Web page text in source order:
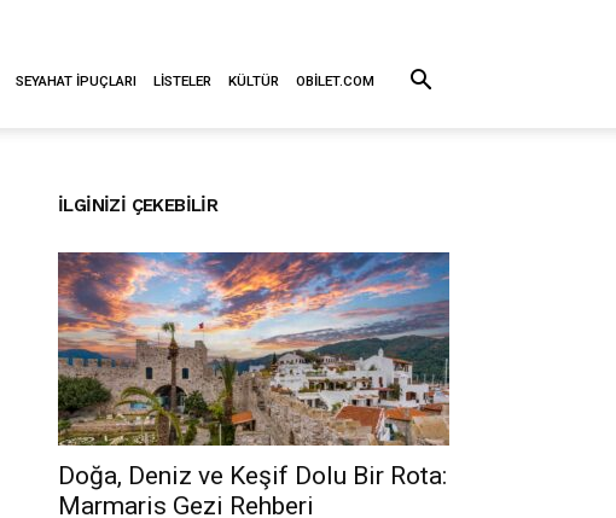
SEYAHAT İPUÇLARI LISTELER KÜLTÜR OBILET.COM
İLGINIZI ÇEKEBILIR
Doğa, Deniz ve Keşif Dolu Bir Rota:
Marmaris Gezi Rehberi